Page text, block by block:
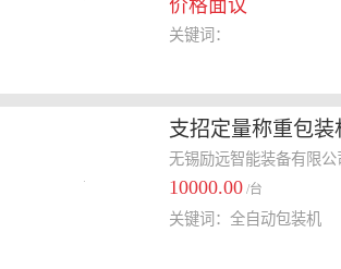
价格面议
关键词：
支招定量称重包
的厂家有哪些
无锡励远智能装备有限公
10000.00 /台
关键词：全自动包装机